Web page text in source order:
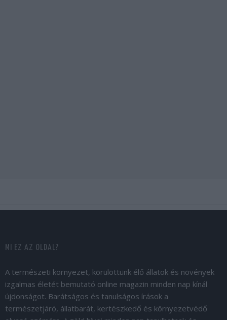
MI EZ AZ OLDAL?
A természeti környezet, körülöttünk élő állatok és növények
izgalmas életét bemutató online magazin minden nap kínál
újdonságot. Barátságos és tanulságos írások a
természetjáró, állatbarát, kertészkedő és környezetvédő